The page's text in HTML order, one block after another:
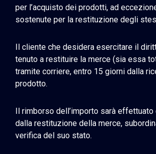
per l’acquisto dei prodotti, ad
sostenute per la restituzione degli
Il cliente che desidera esercitare il
tenuto a restituire la merce (sia essa
tramite corriere, entro 15 giorni dalla
prodotto.
Il rimborso dell’importo sarà
dalla restituzione della merce,
verifica del suo stato.